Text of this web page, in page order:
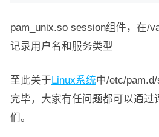
pam_unix.so session组件，在/
记录用户名和服务类型
至此关于Linux系统中/etc/
完毕，大家有任问题都可以通过
们。